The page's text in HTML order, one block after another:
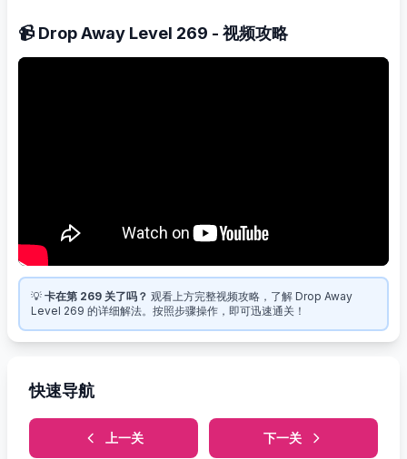
📹 Drop Away Level 269 - 视频攻略
💡 卡在第 269 关了吗？ 观看上方完整视频攻略，了解 Drop Away
Level 269 的详细解法。按照步骤操作，即可迅速通关！
快速导航
上一关 下一关